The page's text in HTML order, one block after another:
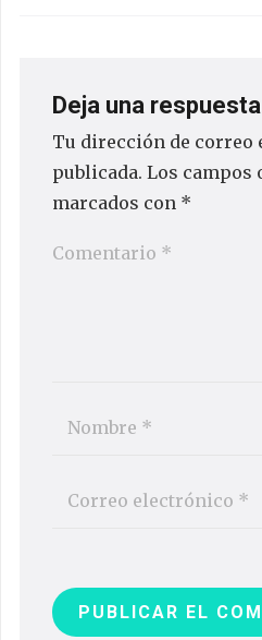
Deja una respuesta
Tu dirección de correo
publicada. Los campos
marcados con *
PUBLICAR EL